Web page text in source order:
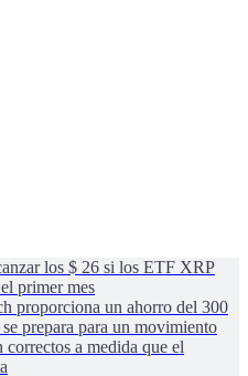
los $ 26 si los ETF XRP
primer mes
proporciona un ahorro del 300
prepara para un movimiento
a medida que el